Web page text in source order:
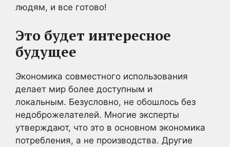
людям, и все готово!
Это будет интересное
будущее
Экономика совместного использования
делает мир более доступным и
локальным. Безусловно, не обошлось без
недоброжелателей. Многие эксперты
утверждают, что это в основном экономика
потребления, а не производства. Другие